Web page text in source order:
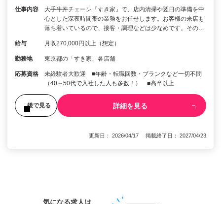
仕事内容
大手牛丼チェーン『すき家』で、店内清掃や翌日の準備を中
心とした深夜時間帯の業務をお任せします。お客様の来店も
落ち着いているので、接客・調理などは少なめです。その…
給与 月収270,000円以上（想定）
勤務地 東京都の「すき家」各店舗
応募資格
未経験者大歓迎 ■年齢・転職回数・ブランクなど一切不問
（40～50代で入社した人も多数！） ■高卒以上
後で見る 詳細を見る
更新日： 2026/04/17 掲載終了日： 2027/04/23
気になる求人は